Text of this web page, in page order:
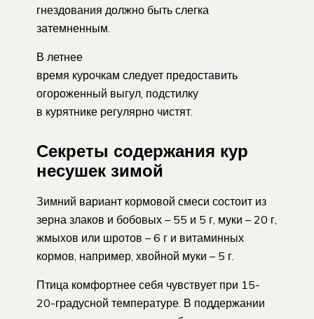
гнездования должно быть слегка
затемненным.
В летнее
время курочкам следует предоставить
огороженный выгул, подстилку
в курятнике регулярно чистят.
Секреты содержания кур
несушек зимой
Зимний вариант кормовой смеси состоит из
зерна злаков и бобовых – 55 и 5 г, муки – 20 г,
жмыхов или шротов – 6 г и витаминных
кормов, например, хвойной муки – 5 г.
Птица комфортнее себя чувствует при 15-
20-градусной температуре. В поддержании